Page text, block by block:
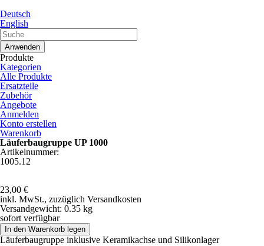
Deutsch
English
Produkte
Kategorien
Alle Produkte
Ersatzteile
Zubehör
Angebote
Anmelden
Konto erstellen
Warenkorb
Läuferbaugruppe UP 1000
Artikelnummer:
1005.12
23,00 €
inkl. MwSt., zuzüglich Versandkosten
Versandgewicht: 0.35 kg
sofort verfügbar
Läuferbaugruppe inklusive Keramikachse und Silikonlager